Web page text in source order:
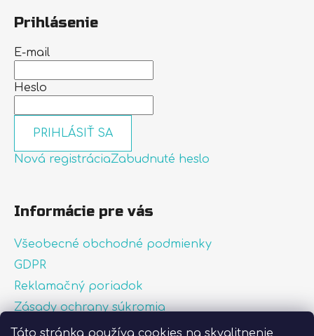
Táto stránka používa cookies na skvalitnenie
Prihlásenie
E-mail
Heslo
PRIHLÁSIŤ SA
Nová registráciaZabudnuté heslo
Informácie pre vás
Všeobecné obchodné podmienky
GDPR
Reklamačný poriadok
Zásady ochrany súkromia
Zásady používania súborov cookies